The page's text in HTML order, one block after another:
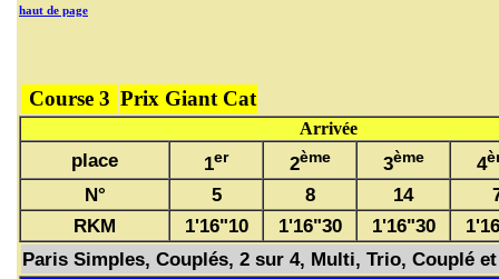
haut de page
Course 3 Prix Giant Cat
Arrivée
place 1er 2ème 3ème 4
N° 5 8 14
RKM
1'16"10 1'16"30 1'16"30
Paris Simples, Couplés, 2 sur 4, Multi, Trio, Couplé